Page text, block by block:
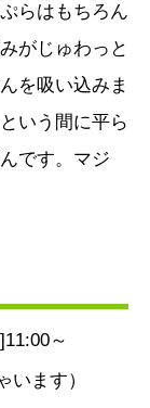
らはもちろん
がじゅわっと
を吸い込みま
いう間に平ら
です。マジ
～
います）